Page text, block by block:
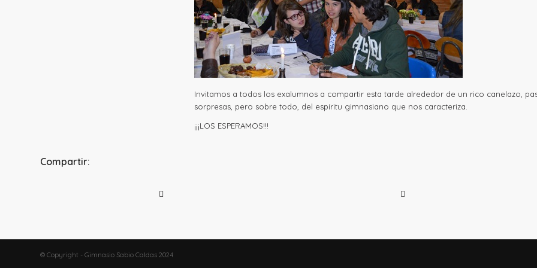
Invitamos a todos los exalumnos a compartir esta tarde alrededor de un rico canelazo,
sorpresas, pero sobre todo, del espíritu gimnasiano que nos caracteriza.
¡¡¡LOS ESPERAMOS!!!
Compartir:
© Copyright - Gimnasio Sabio Caldas 2024